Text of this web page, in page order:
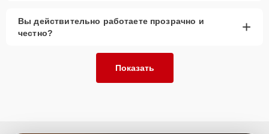
Вы действительно работаете прозрачно и
честно?
+
Показать